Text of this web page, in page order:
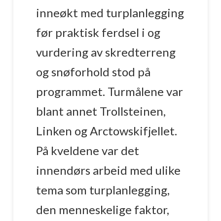
inneøkt med turplanlegging
før praktisk ferdsel i og
vurdering av skredterreng
og snøforhold stod på
programmet. Turmålene var
blant annet Trollsteinen,
Linken og Arctowskifjellet.
På kveldene var det
innendørs arbeid med ulike
tema som turplanlegging,
den menneskelige faktor,